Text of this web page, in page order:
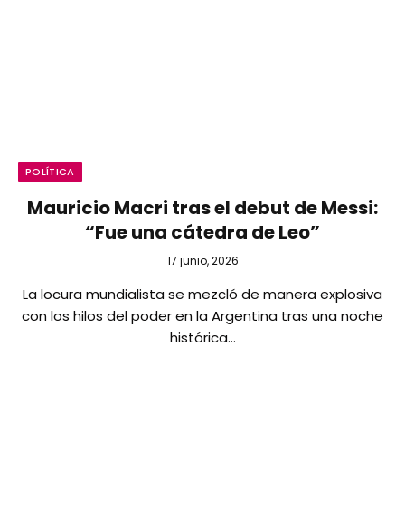
POLÍTICA
Mauricio Macri tras el debut de Messi:
“Fue una cátedra de Leo”
17 junio, 2026
La locura mundialista se mezcló de manera explosiva
con los hilos del poder en la Argentina tras una noche
histórica…